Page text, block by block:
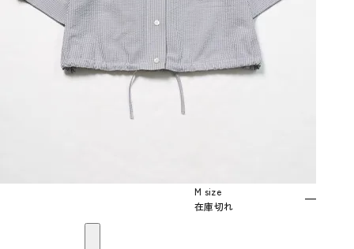
M size
在庫切れ
—